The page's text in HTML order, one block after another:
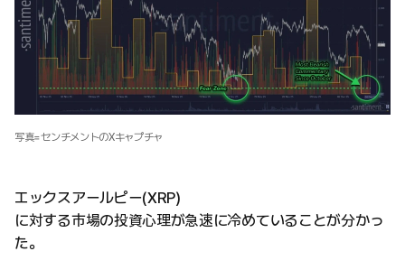
写真=センチメントのXキャプチャ
エックスアールピー(XRP)
に対する市場の投資心理が急速に冷めていることが分かっ
た。